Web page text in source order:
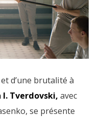
d’une brutalité à
I. Tverdovski, avec
se présente